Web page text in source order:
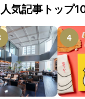
人気記事トップ